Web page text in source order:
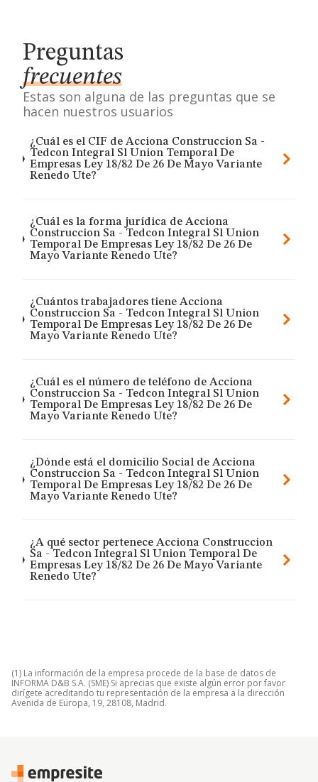
Preguntas
frecuentes
Estas son alguna de las preguntas que se
hacen nuestros usuarios
¿Cuál es el CIF de Acciona Construccion Sa -
Tedcon Integral Sl Union Temporal De
Empresas Ley 18/82 De 26 De Mayo Variante
Renedo Ute?
¿Cuál es la forma jurídica de Acciona
Construccion Sa - Tedcon Integral Sl Union
Temporal De Empresas Ley 18/82 De 26 De
Mayo Variante Renedo Ute?
¿Cuántos trabajadores tiene Acciona
Construccion Sa - Tedcon Integral Sl Union
Temporal De Empresas Ley 18/82 De 26 De
Mayo Variante Renedo Ute?
¿Cuál es el número de teléfono de Acciona
Construccion Sa - Tedcon Integral Sl Union
Temporal De Empresas Ley 18/82 De 26 De
Mayo Variante Renedo Ute?
¿Dónde está el domicilio Social de Acciona
Construccion Sa - Tedcon Integral Sl Union
Temporal De Empresas Ley 18/82 De 26 De
Mayo Variante Renedo Ute?
¿A qué sector pertenece Acciona Construccion
Sa - Tedcon Integral Sl Union Temporal De
Empresas Ley 18/82 De 26 De Mayo Variante
Renedo Ute?
(1) La información de la empresa procede de la base de datos de
INFORMA D&B S.A. (SME) Si aprecias que existe algún error por favor
dirígete acreditando tu representación de la empresa a la dirección
Avenida de Europa, 19, 28108, Madrid.